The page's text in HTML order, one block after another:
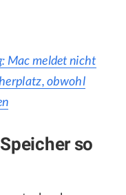
Mac meldet nicht
obwohl
so